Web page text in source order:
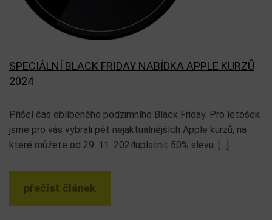
SPECIÁLNÍ BLACK FRIDAY NABÍDKA APPLE KURZŮ
2024
Přišel čas oblíbeného podzimního Black Friday. Pro letošek
jsme pro vás vybrali pět nejaktuálnějších Apple kurzů, na
které můžete od 29. 11. 2024uplatnit 50% slevu. […]
přečíst článek